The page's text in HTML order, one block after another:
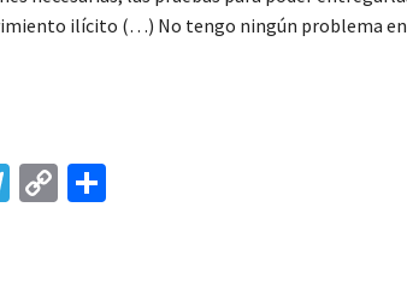
ilícito (…) No tengo ningún problema
Te C